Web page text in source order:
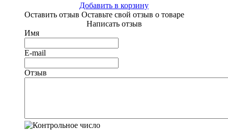
Добавить в корзину
Оставить отзыв Оставьте свой отзыв о товаре
Написать отзыв
Имя
E-mail
Отзыв